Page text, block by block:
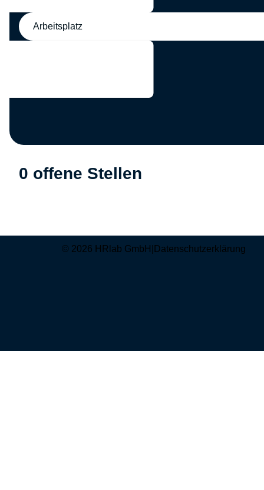
Arbeitsplatz
0 offene Stellen
© 2026 HRlab GmbH Datenschutzerklärung